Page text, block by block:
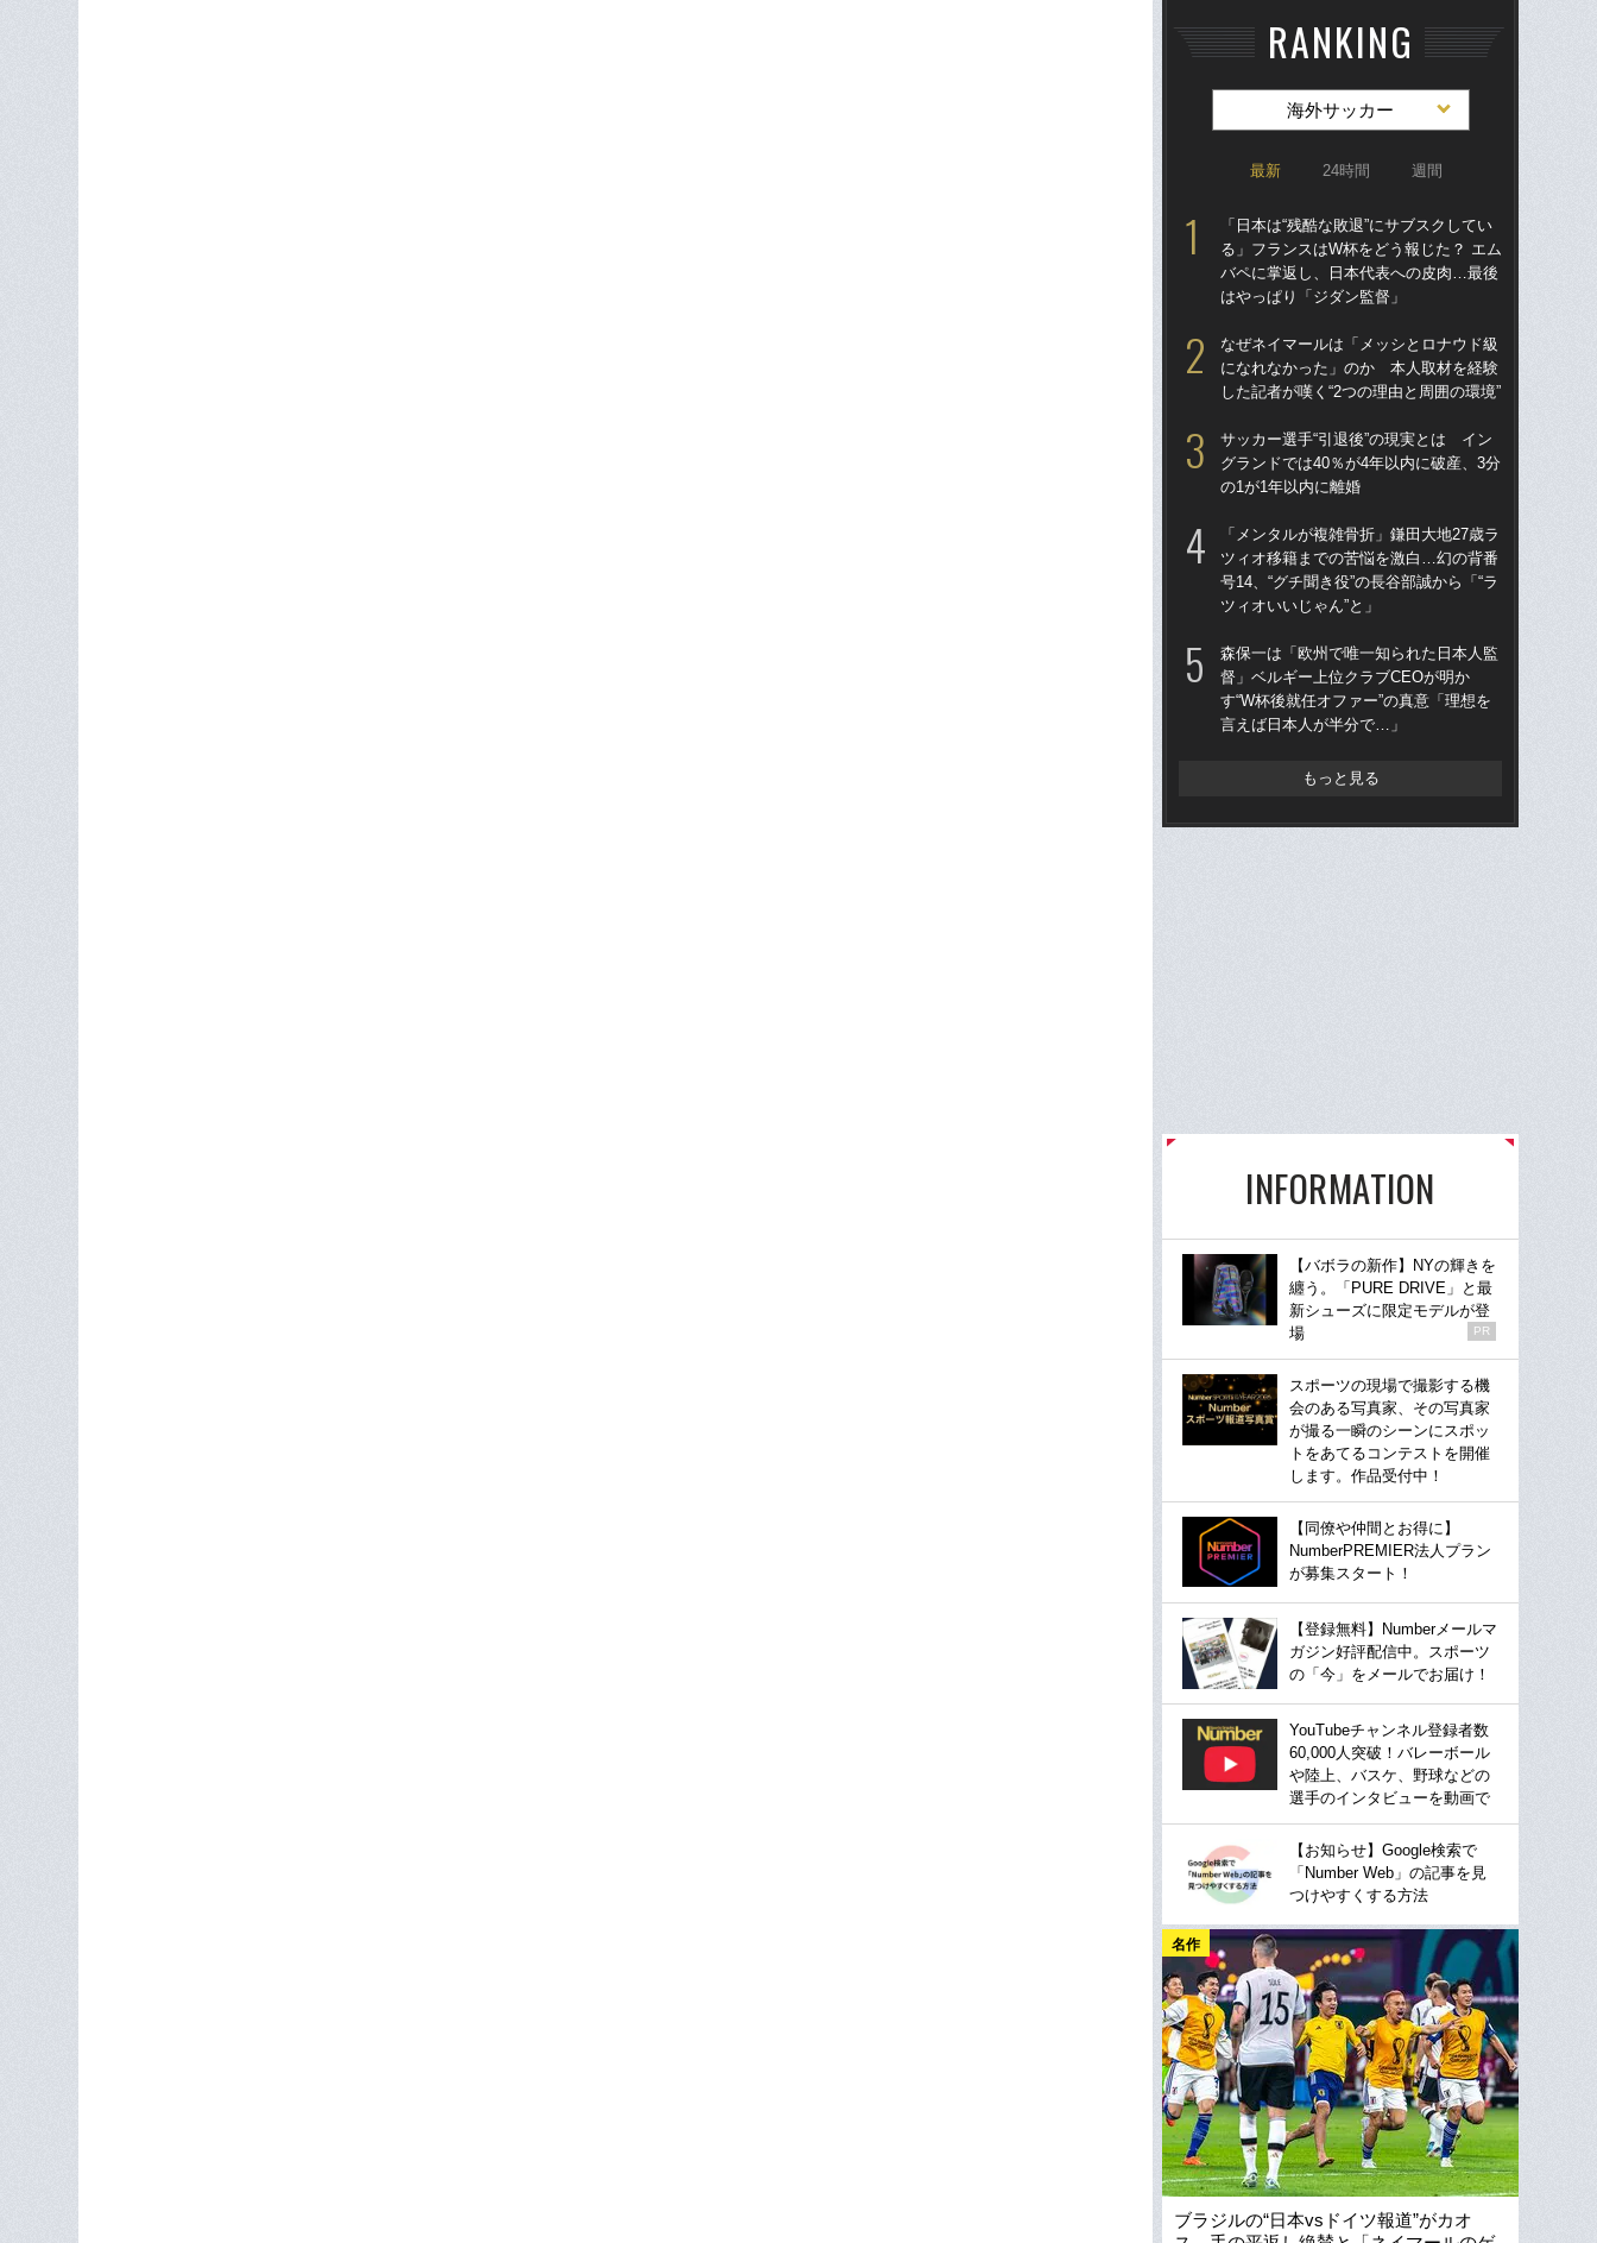
RANKING
海外サッカー
最新 24時間 週間
「日本は“残酷な敗退”にサブスクしてい
る」フランスはW杯をどう報じた？ エム
バペに掌返し、日本代表への皮肉…最後
はやっぱり「ジダン監督」
なぜネイマールは「メッシとロナウド級
になれなかった」のか 本人取材を経験
した記者が嘆く“2つの理由と周囲の環境”
サッカー選手“引退後”の現実とは イン
グランドでは40％が4年以内に破産、3分
の1が1年以内に離婚
「メンタルが複雑骨折」鎌田大地27歳ラ
ツィオ移籍までの苦悩を激白…幻の背番
号14、“グチ聞き役”の長谷部誠から「“ラ
ツィオいいじゃん”と」
森保一は「欧州で唯一知られた日本人監
督」ベルギー上位クラブCEOが明か
す“W杯後就任オファー”の真意「理想を
言えば日本人が半分で…」
もっと見る
INFORMATION
【バボラの新作】NYの輝きを
纏う。「PURE DRIVE」と最
新シューズに限定モデルが登
場
PR
スポーツの現場で撮影する機
会のある写真家、その写真家
が撮る一瞬のシーンにスポッ
トをあてるコンテストを開催
します。作品受付中！
【同僚や仲間とお得に】
NumberPREMIER法人プラン
が募集スタート！
【登録無料】Numberメールマ
ガジン好評配信中。スポーツ
の「今」をメールでお届け！
YouTubeチャンネル登録者数
60,000人突破！バレーボール
や陸上、バスケ、野球などの
選手のインタビューを動画で
【お知らせ】Google検索で
「Number Web」の記事を見
つけやすくする方法
名作
ブラジルの“日本vsドイツ報道”がカオ